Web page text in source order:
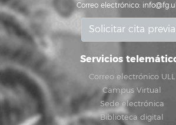
Correo electrónico:
Solicitar cita previa
Servicios
Correo electrónico ULL
Campus Virtual
Sede electrónica
Biblioteca digital